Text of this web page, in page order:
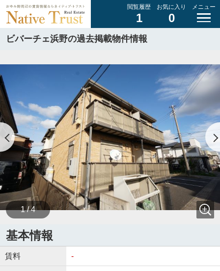
閲覧履歴
1
お気に入り
0
メニュー
ビバーチェ浜野の過去掲載物件情報
1 / 4
基本情報
賃料 -